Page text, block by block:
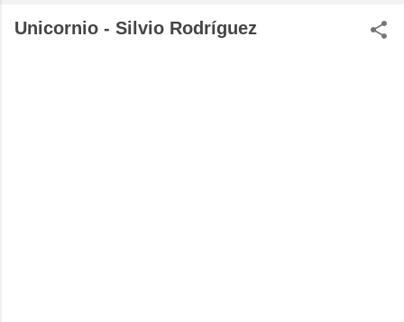
Unicornio - Silvio Rodríguez